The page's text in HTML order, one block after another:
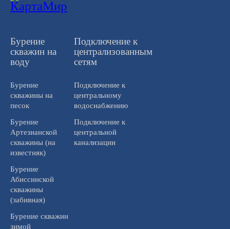
Бурение
скважин на
воду
Бурение
скважины на
песок
Бурение
Артезианской
скважины (на
известняк)
Бурение
Абиссинской
скважины
(забивная)
Бурение скважин
зимой
Подключение к
централизованным
сетям
Подключение к
центральному
водоснабжению
Подключение к
центральной
канализации